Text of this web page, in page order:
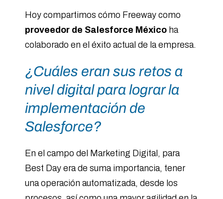
Hoy compartimos cómo Freeway como
proveedor de Salesforce Méxicoha
colaborado en el éxito actual de la empresa.
¿Cuáles eran sus retos a
nivel digital para lograr la
implementación de
Salesforce?
En el campo del Marketing Digital, para
Best Day era de suma importancia, tener
una operación automatizada, desde los